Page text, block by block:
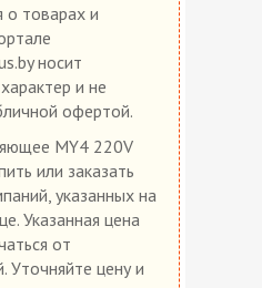
товарах и
носит
и не
офертой.
МY4 220V
или заказать
указанных на
Указанная цена
от
Уточняйте цену и